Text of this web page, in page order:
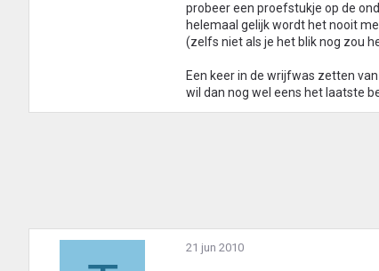
probeer een proefstukje op de
helemaal gelijk wordt het nooit
(zelfs niet als je het blik nog zou
Een keer in de wrijfwas zetten
wil dan nog wel eens het laatste
21 jun 2010